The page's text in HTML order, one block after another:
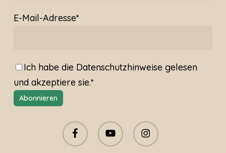
E-Mail-Adresse*
Ich habe die Datenschutzhinweisegelesen
und akzeptiere sie.*
facebook youtube instagram